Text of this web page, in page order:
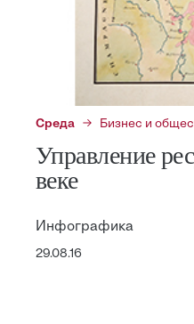
Среда Бизнес и
Управление
веке
Инфографика
29.08.16